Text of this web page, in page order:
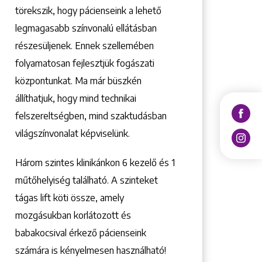
törekszik, hogy pácienseink a lehető
legmagasabb színvonalú ellátásban
részesüljenek. Ennek szellemében
folyamatosan fejlesztjük fogászati
központunkat. Ma már büszkén
állíthatjuk, hogy mind technikai
felszereltségben, mind szaktudásban
világszínvonalat képviselünk.
Három szintes klinikánkon 6 kezelő ­és 1
műtőhelyiség található. A szinteket
tágas lift köti össze, amely
mozgásukban korlátozott és
babakocsival érkező pácienseink
számára is kényelmesen használható!